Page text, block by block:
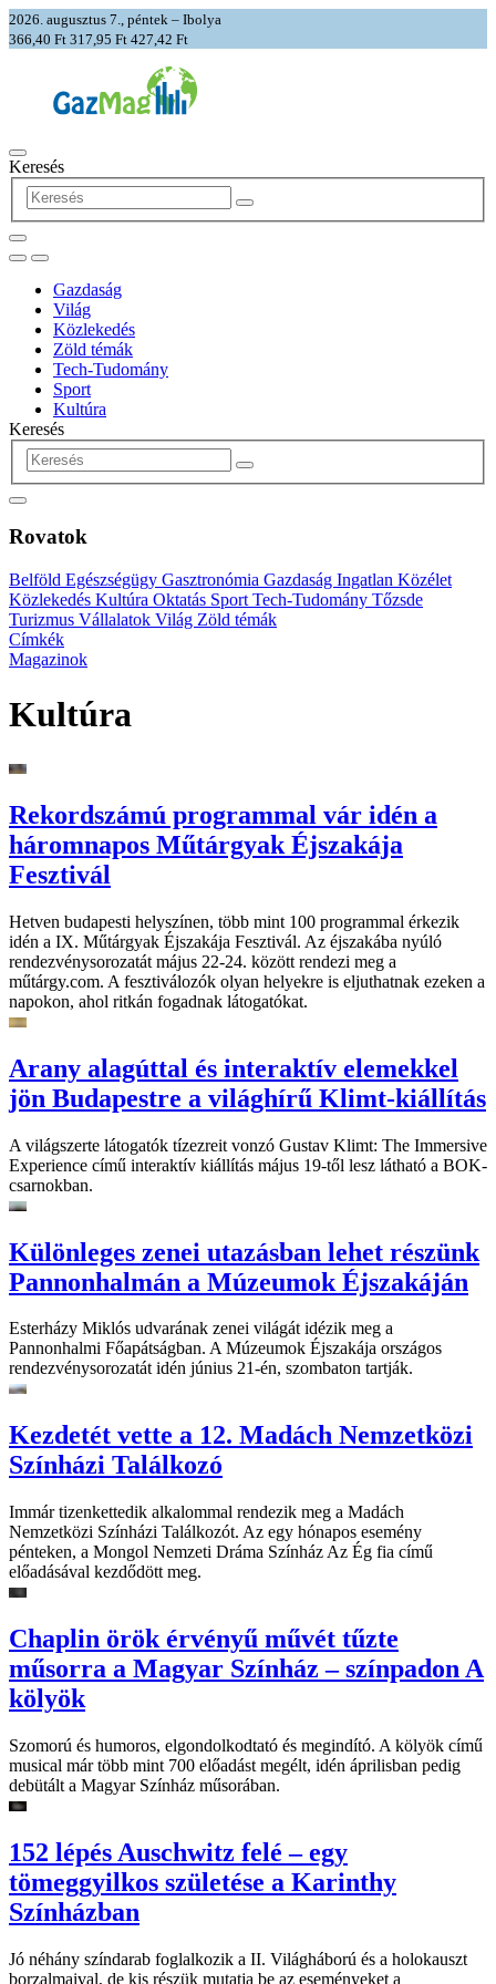
2026. augusztus 7., péntek – Ibolya
366,40 Ft 317,95 Ft 427,42 Ft
Keresés
Gazdaság
Világ
Közlekedés
Zöld témák
Tech-Tudomány
Sport
Kultúra
Keresés
Rovatok
Belföld Egészségügy Gasztronómia Gazdaság Ingatlan Közélet
Közlekedés Kultúra Oktatás Sport Tech-Tudomány Tőzsde
Turizmus Vállalatok Világ Zöld témák
Címkék
Magazinok
Kultúra
Rekordszámú programmal vár idén a
háromnapos Műtárgyak Éjszakája
Fesztivál
Hetven budapesti helyszínen, több mint 100 programmal érkezik
idén a IX. Műtárgyak Éjszakája Fesztivál. Az éjszakába nyúló
rendezvénysorozatát május 22-24. között rendezi meg a
műtárgy.com. A fesztiválozók olyan helyekre is eljuthatnak ezeken a
napokon, ahol ritkán fogadnak látogatókat.
Arany alagúttal és interaktív elemekkel
jön Budapestre a világhírű Klimt-kiállítás
A világszerte látogatók tízezreit vonzó Gustav Klimt: The Immersive
Experience című interaktív kiállítás május 19-től lesz látható a BOK-
csarnokban.
Különleges zenei utazásban lehet részünk
Pannonhalmán a Múzeumok Éjszakáján
Esterházy Miklós udvarának zenei világát idézik meg a
Pannonhalmi Főapátságban. A Múzeumok Éjszakája országos
rendezvénysorozatát idén június 21-én, szombaton tartják.
Kezdetét vette a 12. Madách Nemzetközi
Színházi Találkozó
Immár tizenkettedik alkalommal rendezik meg a Madách
Nemzetközi Színházi Találkozót. Az egy hónapos esemény
pénteken, a Mongol Nemzeti Dráma Színház Az Ég fia című
előadásával kezdődött meg.
Chaplin örök érvényű művét tűzte
műsorra a Magyar Színház – színpadon A
kölyök
Szomorú és humoros, elgondolkodtató és megindító. A kölyök című
musical már több mint 700 előadást megélt, idén áprilisban pedig
debütált a Magyar Színház műsorában.
152 lépés Auschwitz felé – egy
tömeggyilkos születése a Karinthy
Színházban
Jó néhány színdarab foglalkozik a II. Világháború és a holokauszt
borzalmaival, de kis részük mutatja be az eseményeket a